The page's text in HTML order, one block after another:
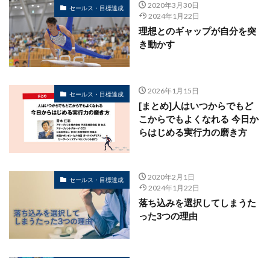
セールス・目標達成
2020年3月30日
2024年1月22日
理想とのギャップが自分を突
き動かす
セールス・目標達成 2026年1月15日
[まとめ]人はいつからでもど
こからでもよくなれる 今日か
らはじめる実行力の磨き方
セールス・目標達成
2020年2月1日
2024年1月22日
落ち込みを選択してしまうた
った3つの理由